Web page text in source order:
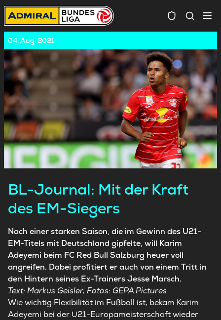
04. Aug. 2021
BL-Journal: Mit der Kraft
des EM-Siegers
Nach einer starken Saison, die im Gewinn des U21-
EM-Titels mit Deutschland gipfelte, will Karim
Adeyemi beim FC Red Bull Salzburg heuer voll
angreifen. Dabei profitiert er auch von einem Tritt in
den Hintern seines Ex-Trainers Jesse Marsch.
Text: Markus Geisler, Fotos: GEPA Pictures
Wie wichtig Flexibilität im Fußball ist, bekam Karim
Adeyemi bei der U21-Europameisterschaft wieder